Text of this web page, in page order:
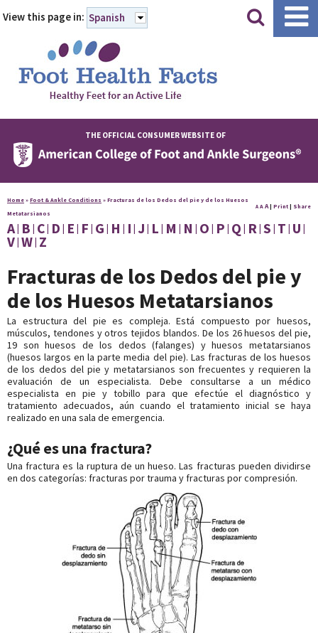
||
View this page in: Spanish
THE OFFICIAL CONSUMER WEBSITE OF
Home » Foot & Ankle Conditions » Fracturas de los Dedos del pie y de los Huesos
Metatarsianos
A A A | Print | Share
A B C D E F G H I J L M N O P Q R S T U
V W Z
Fracturas de los Dedos del pie y
de los Huesos Metatarsianos
La estructura del pie es compleja. Está compuesto por huesos,
músculos, tendones y otros tejidos blandos. De los 26 huesos del pie,
19 son huesos de los dedos (falanges) y huesos metatarsianos
(huesos largos en la parte media del pie). Las fracturas de los huesos
de los dedos del pie y metatarsianos son frecuentes y requieren la
evaluación de un especialista. Debe consultarse a un médico
especialista en pie y tobillo para que efectúe el diagnóstico y
tratamiento adecuados, aún cuando el tratamiento inicial se haya
realizado en una sala de emergencia.
¿Qué es una fractura?
Una fractura es la ruptura de un hueso. Las fracturas pueden dividirse
en dos categorías: fracturas por trauma y fracturas por compresión.